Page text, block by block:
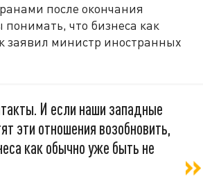
после окончания
что бизнеса как
заявил министр иностранных
И если наши западные
эти отношения возобновить,
как обычно уже быть не